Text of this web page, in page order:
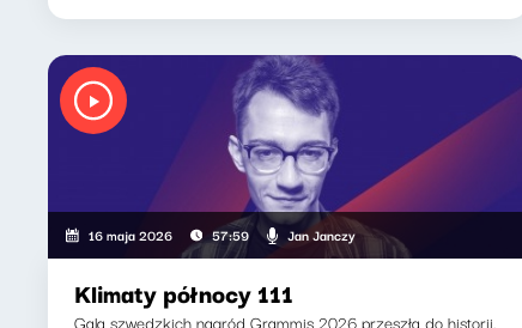
16 maja 2026 57:59 Jan Janczy
Klimaty północy 111
Gala szwedzkich nagród Grammis 2026 przeszła do historii.